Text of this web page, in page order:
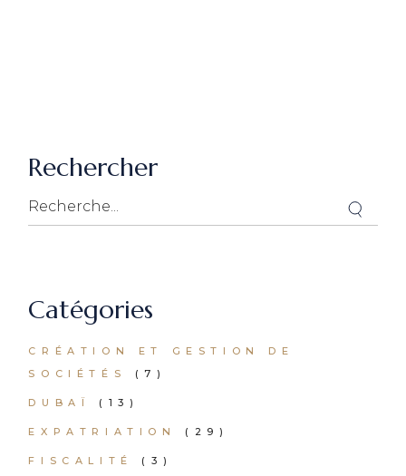
Rechercher
Catégories
CRÉATION ET GESTION DE
SOCIÉTÉS
(7)
DUBAÏ (13)
EXPATRIATION (29)
FISCALITÉ (3)